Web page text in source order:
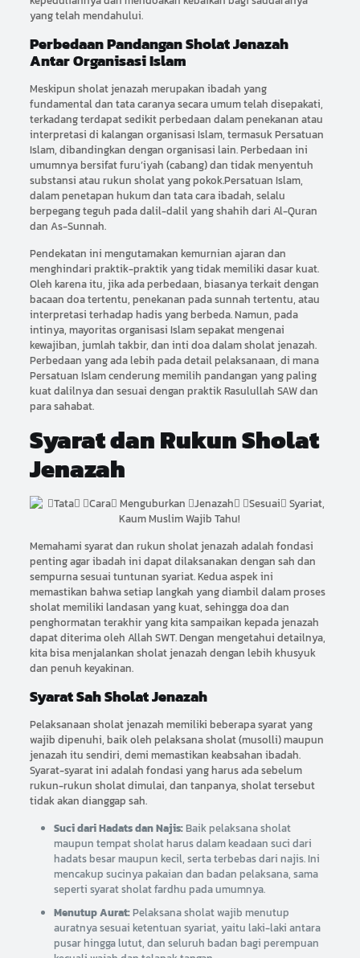
yang telah mendahului.
Perbedaan Pandangan Sholat Jenazah
Antar Organisasi Islam
Meskipun sholat jenazah merupakan ibadah yang
fundamental dan tata caranya secara umum telah disepakati,
terkadang terdapat sedikit perbedaan dalam penekanan atau
interpretasi di kalangan organisasi Islam, termasuk Persatuan
Islam, dibandingkan dengan organisasi lain. Perbedaan ini
umumnya bersifat furu’iyah (cabang) dan tidak menyentuh
substansi atau rukun sholat yang pokok.Persatuan Islam,
dalam penetapan hukum dan tata cara ibadah, selalu
berpegang teguh pada dalil-dalil yang shahih dari Al-Quran
dan As-Sunnah.
Pendekatan ini mengutamakan kemurnian ajaran dan
menghindari praktik-praktik yang tidak memiliki dasar kuat.
Oleh karena itu, jika ada perbedaan, biasanya terkait dengan
bacaan doa tertentu, penekanan pada sunnah tertentu, atau
interpretasi terhadap hadis yang berbeda. Namun, pada
intinya, mayoritas organisasi Islam sepakat mengenai
kewajiban, jumlah takbir, dan inti doa dalam sholat jenazah.
Perbedaan yang ada lebih pada detail pelaksanaan, di mana
Persatuan Islam cenderung memilih pandangan yang paling
kuat dalilnya dan sesuai dengan praktik Rasulullah SAW dan
para sahabat.
Syarat dan Rukun Sholat
Jenazah
Memahami syarat dan rukun sholat jenazah adalah fondasi
penting agar ibadah ini dapat dilaksanakan dengan sah dan
sempurna sesuai tuntunan syariat. Kedua aspek ini
memastikan bahwa setiap langkah yang diambil dalam proses
sholat memiliki landasan yang kuat, sehingga doa dan
penghormatan terakhir yang kita sampaikan kepada jenazah
dapat diterima oleh Allah SWT. Dengan mengetahui detailnya,
kita bisa menjalankan sholat jenazah dengan lebih khusyuk
dan penuh keyakinan.
Syarat Sah Sholat Jenazah
Pelaksanaan sholat jenazah memiliki beberapa syarat yang
wajib dipenuhi, baik oleh pelaksana sholat (musolli) maupun
jenazah itu sendiri, demi memastikan keabsahan ibadah.
Syarat-syarat ini adalah fondasi yang harus ada sebelum
rukun-rukun sholat dimulai, dan tanpanya, sholat tersebut
tidak akan dianggap sah.
Suci dari Hadats dan Najis:Baik pelaksana sholat
maupun tempat sholat harus dalam keadaan suci dari
hadats besar maupun kecil, serta terbebas dari najis. Ini
mencakup sucinya pakaian dan badan pelaksana, sama
seperti syarat sholat fardhu pada umumnya.
Menutup Aurat:Pelaksana sholat wajib menutup
auratnya sesuai ketentuan syariat, yaitu laki-laki antara
pusar hingga lutut, dan seluruh badan bagi perempuan